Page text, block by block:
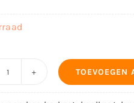
Decoratiebord
TOEVOEGEN